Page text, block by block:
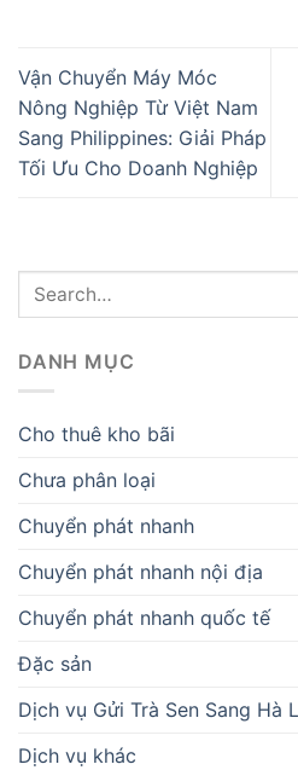
Vận Chuyển Máy Móc
Nông Nghiệp Từ Việt Nam
Sang Philippines: Giải Pháp
Tối Ưu Cho Doanh Nghiệp
DANH MỤC
Cho thuê kho bãi
Chưa phân loại
Chuyển phát nhanh
Chuyển phát nhanh nội địa
Chuyển phát nhanh quốc tế
Đặc sản
Dịch vụ Gửi Trà Sen Sang Hà
Dịch vụ khác